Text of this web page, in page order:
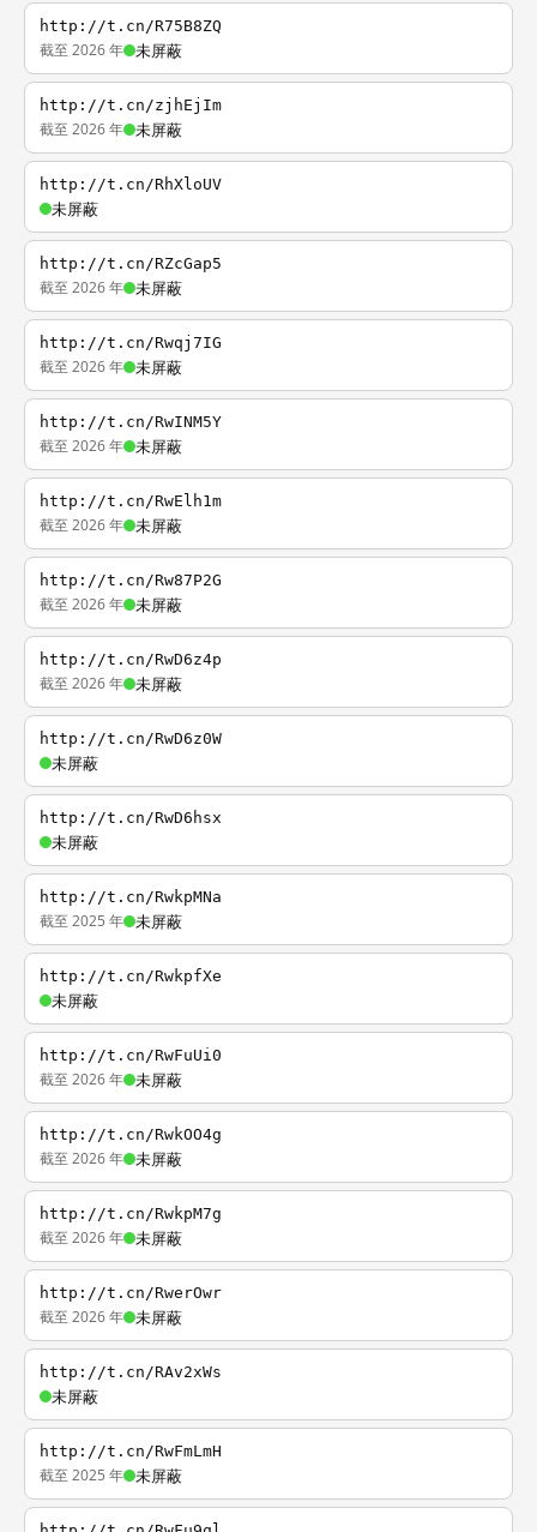
http://t.cn/R75B8ZQ
截至 2026 年 未屏蔽
http://t.cn/zjhEjIm
截至 2026 年 未屏蔽
http://t.cn/RhXloUV
未屏蔽
http://t.cn/RZcGap5
截至 2026 年 未屏蔽
http://t.cn/Rwqj7IG
截至 2026 年 未屏蔽
http://t.cn/RwINM5Y
截至 2026 年 未屏蔽
http://t.cn/RwElh1m
截至 2026 年 未屏蔽
http://t.cn/Rw87P2G
截至 2026 年 未屏蔽
http://t.cn/RwD6z4p
截至 2026 年 未屏蔽
http://t.cn/RwD6z0W
未屏蔽
http://t.cn/RwD6hsx
未屏蔽
http://t.cn/RwkpMNa
截至 2025 年 未屏蔽
http://t.cn/RwkpfXe
未屏蔽
http://t.cn/RwFuUi0
截至 2026 年 未屏蔽
http://t.cn/RwkOO4g
截至 2026 年 未屏蔽
http://t.cn/RwkpM7g
截至 2026 年 未屏蔽
http://t.cn/RwerOwr
截至 2026 年 未屏蔽
http://t.cn/RAv2xWs
未屏蔽
http://t.cn/RwFmLmH
截至 2025 年 未屏蔽